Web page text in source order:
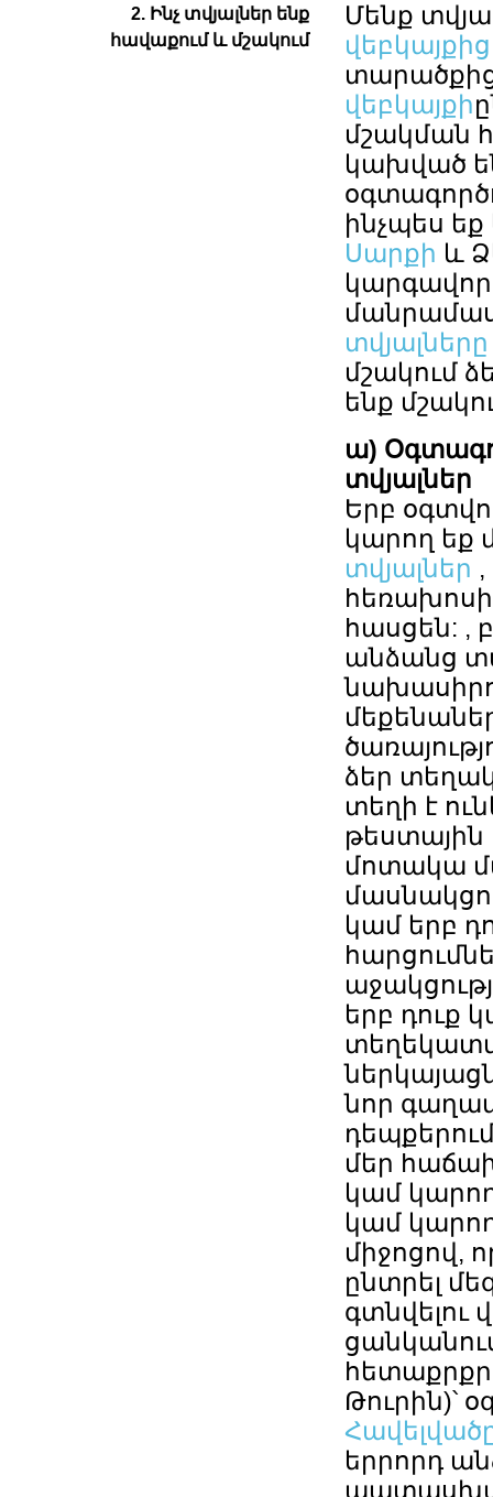
2. Ինչ տվյալներ ենք
հավաքում և մշակում
Մենք
վեբկայքից
վեբկայքի
մշակման
կախված
ինչպես
Սարքի և
տվյալները
մշակում
ենք
ա)
տվյալներ
Երբ
կարող եք
տվյալներ
հասցեն: ,
անձանց
ձեր
տեղի է
թեստային
մոտակա
կամ երբ
երբ դուք
նոր
մեր
կամ
կամ
միջոցով,
ընտրել
գտնվելու
Թուրին)՝
երրորդ